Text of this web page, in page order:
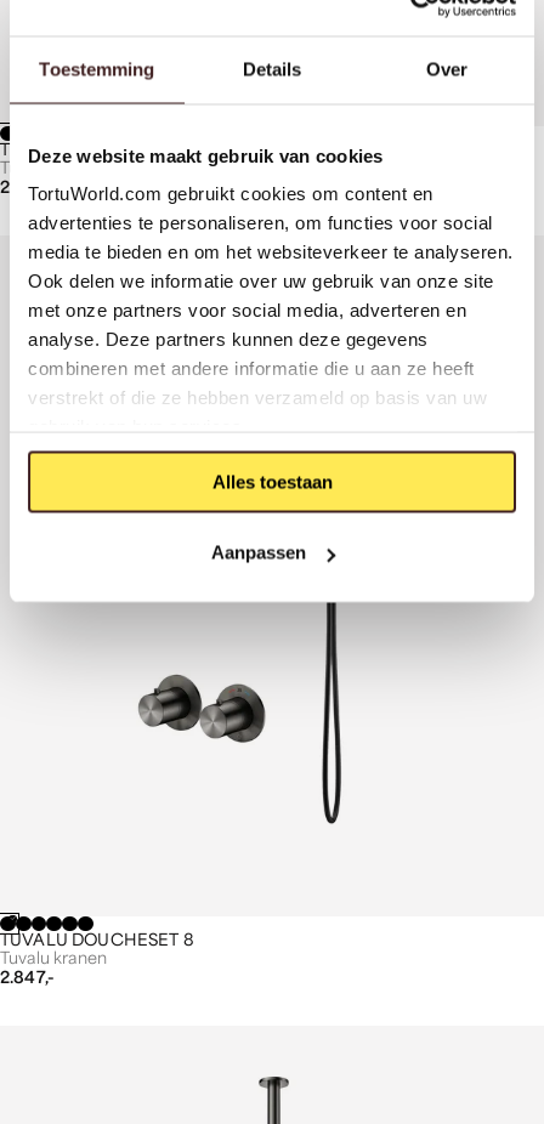
Toestemming Details Over
Deze website maakt gebruik van cookies
TortuWorld.com gebruikt cookies om content en
advertenties te personaliseren, om functies voor social
media te bieden en om het websiteverkeer te analyseren.
Ook delen we informatie over uw gebruik van onze site
met onze partners voor social media, adverteren en
analyse. Deze partners kunnen deze gegevens
combineren met andere informatie die u aan ze heeft
verstrekt of die ze hebben verzameld op basis van uw
Alles toestaan
Aanpassen
Toegevoegd aan winkelmand
VERDER WINKELEN
TUVALU DOUCHESET 7
Tuvalu kranen
2.255,-
TUVALU DOUCHESET 8
Tuvalu kranen
2.847,-